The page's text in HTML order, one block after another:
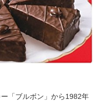
「ブルボン」から1982年